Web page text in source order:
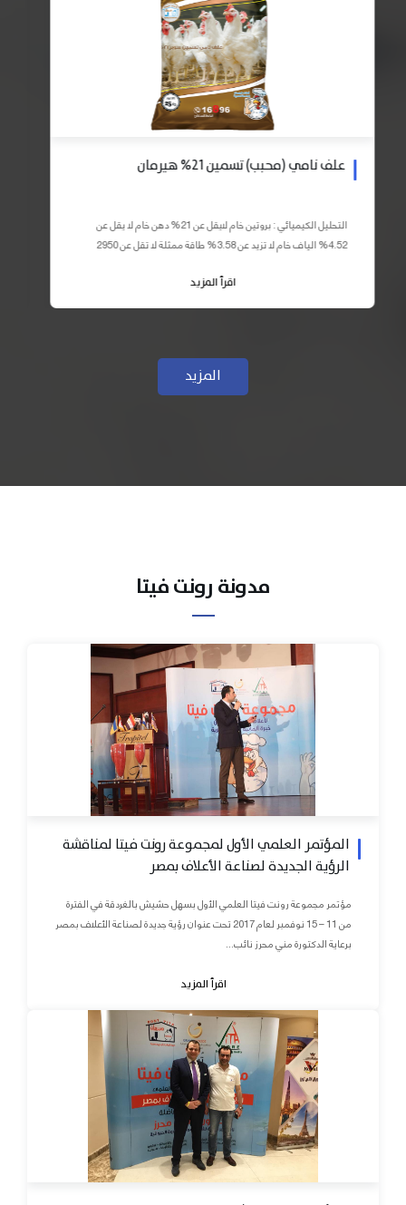
علف نامي (محبب) تسمين 21% هيرمان
التحليل الكيميائي : بروتين خام لايقل عن 21% دهن خام لا يقل عن
4.52% الياف خام لا تزيد عن 3.58% طاقة ممثلة لا تقل عن 2950
اقرأ المزيد
المزيد
مدونة رونت فيتا
المؤتمر العلمي الأول لمجموعة رونت فيتا لمناقشة
الرؤية الجديدة لصناعة الأعلاف بمصر
مؤتمر مجموعة رونت فيتا العلمي الأول بسهل حشيش بالغردقة في الفترة
من 11 – 15 نوفمبر لعام 2017 تحت عنوان رؤية جديدة لصناعة الأعلاف بمصر
برعاية الدكتورة مني محرز نائب...
اقرأ المزيد